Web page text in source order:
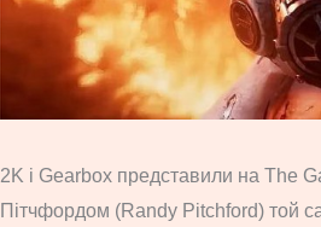
2K і Gearbox представили на The
Пітчфордом (Randy Pitchford) той